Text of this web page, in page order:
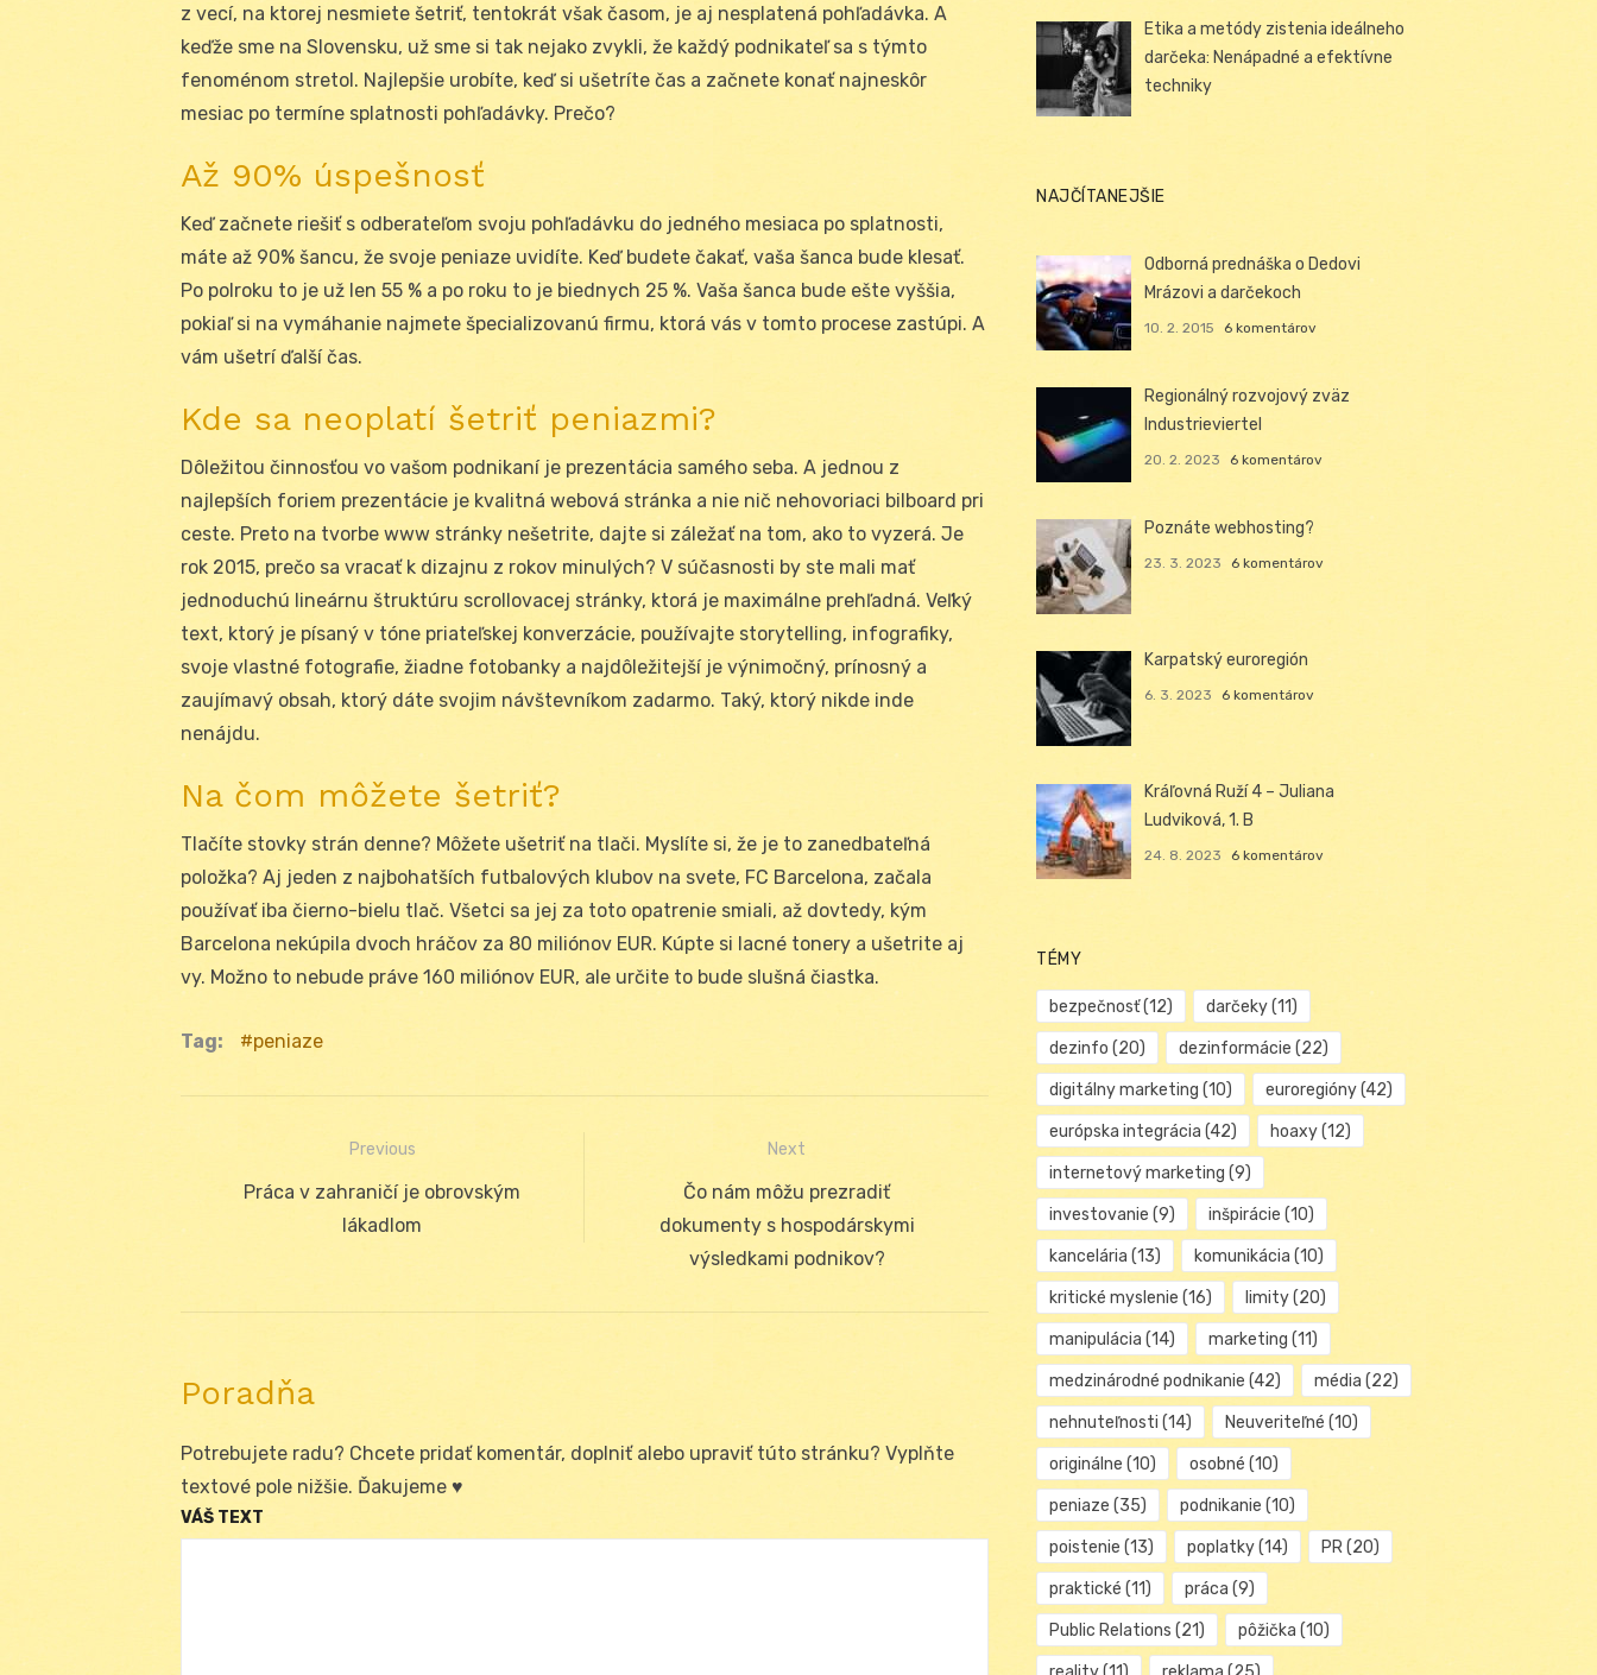
z vecí, na ktorej nesmiete šetriť, tentokrát však časom, je aj nesplatená pohľadávka. A
keďže sme na Slovensku, už sme si tak nejako zvykli, že každý podnikateľ sa s týmto
fenoménom stretol. Najlepšie urobíte, keď si ušetríte čas a začnete konať najneskôr
mesiac po termíne splatnosti pohľadávky. Prečo?
Až 90% úspešnosť
Keď začnete riešiť s odberateľom svoju pohľadávku do jedného mesiaca po splatnosti,
máte až 90% šancu, že svoje peniaze uvidíte. Keď budete čakať, vaša šanca bude klesať.
Po polroku to je už len 55 % a po roku to je biednych 25 %. Vaša šanca bude ešte vyššia,
pokiaľ si na vymáhanie najmete špecializovanú firmu, ktorá vás v tomto procese zastúpi. A
vám ušetrí ďalší čas.
Kde sa neoplatí šetriť peniazmi?
Dôležitou činnosťou vo vašom podnikaní je prezentácia samého seba. A jednou z
najlepších foriem prezentácie je kvalitná webová stránka a nie nič nehovoriaci bilboard pri
ceste. Preto na tvorbe www stránky nešetrite, dajte si záležať na tom, ako to vyzerá. Je
rok 2015, prečo sa vracať k dizajnu z rokov minulých? V súčasnosti by ste mali mať
jednoduchú lineárnu štruktúru scrollovacej stránky, ktorá je maximálne prehľadná. Veľký
text, ktorý je písaný v tóne priateľskej konverzácie, používajte storytelling, infografiky,
svoje vlastné fotografie, žiadne fotobanky a najdôležitejší je výnimočný, prínosný a
zaujímavý obsah, ktorý dáte svojim návštevníkom zadarmo. Taký, ktorý nikde inde
nenájdu.
Na čom môžete šetriť?
Tlačíte stovky strán denne? Môžete ušetriť na tlači. Myslíte si, že je to zanedbateľná
položka? Aj jeden z najbohatších futbalových klubov na svete, FC Barcelona, začala
používať iba čierno-bielu tlač. Všetci sa jej za toto opatrenie smiali, až dovtedy, kým
Barcelona nekúpila dvoch hráčov za 80 miliónov EUR. Kúpte si lacné tonery a ušetrite aj
vy. Možno to nebude práve 160 miliónov EUR, ale určite to bude slušná čiastka.
Tag: peniaze
Navigácia
Previous
Previous
Práca v zahraničí je obrovským
lákadlom
Next
post:
Čo nám môžu prezradiť
dokumenty s hospodárskymi
výsledkami podnikov?
Poradňa
Potrebujete radu? Chcete pridať komentár, doplniť alebo upraviť túto stránku? Vyplňte
textové pole nižšie. Ďakujeme ♥
VÁŠ TEXT
Etika a metódy zistenia ideálneho
darčeka: Nenápadné a efektívne
techniky
NAJČÍTANEJŠIE
Odborná prednáška o Dedovi
Mrázovi a darčekoch
10. 2. 2015 6 komentárov
Regionálný rozvojový zväz
Industrieviertel
20. 2. 2023 6 komentárov
Poznáte webhosting?
23. 3. 2023 6 komentárov
Karpatský euroregión
6. 3. 2023 6 komentárov
Kráľovná Ruží 4 – Juliana
Ludviková, 1. B
24. 8. 2023 6 komentárov
TÉMY
bezpečnosť(12) darčeky(11)
dezinfo (20) dezinformácie (22)
digitálny marketing (10) euroregióny(42)
európska integrácia (42) hoaxy(12)
internetový marketing (9)
investovanie (9) inšpirácie (10)
kancelária (13) komunikácia (10)
kritické myslenie (16) limity(20)
manipulácia (14) marketing (11)
medzinárodné podnikanie (42) média (22)
nehnuteľnosti (14) Neuveriteľné (10)
originálne (10) osobné (10)
peniaze (35) podnikanie (10)
poistenie (13) poplatky(14) PR(20)
praktické (11) práca (9)
Public Relations (21) pôžička (10)